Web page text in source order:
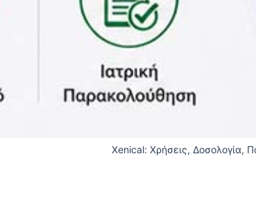
Xenical: Χρήσεις, Δοσολογία,